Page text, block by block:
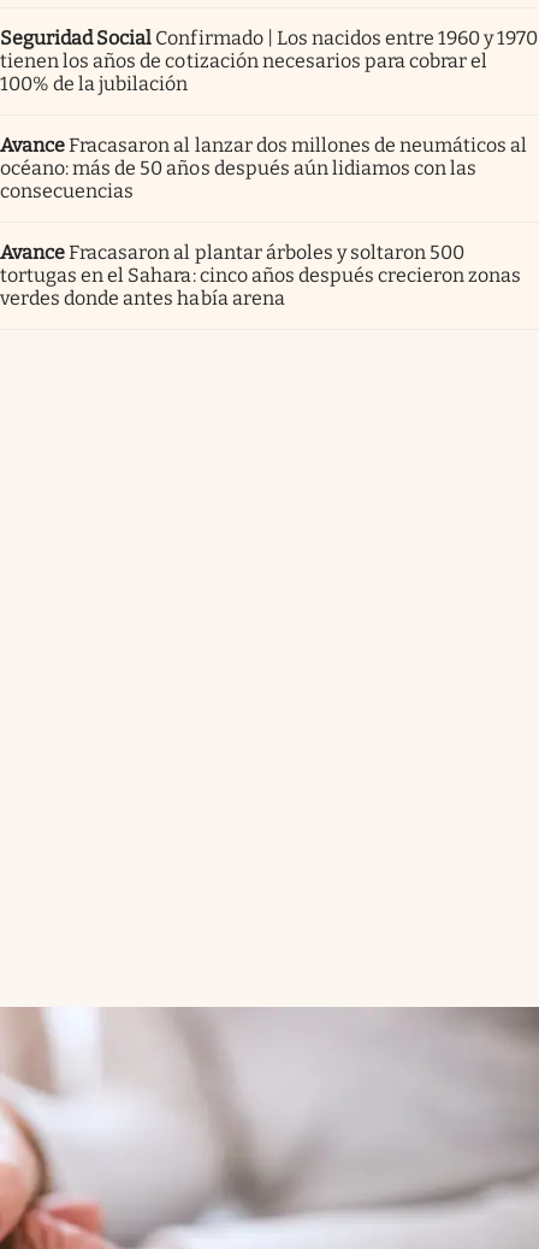
Seguridad Social Confirmado | Los nacidos entre 1960 y 1970
tienen los años de cotización necesarios para cobrar el
100% de la jubilación
AvanceFracasaron al lanzar dos millones de neumáticos al
océano: más de 50 años después aún lidiamos con las
consecuencias
AvanceFracasaron al plantar árboles y soltaron 500
tortugas en el Sahara: cinco años después crecieron zonas
verdes donde antes había arena